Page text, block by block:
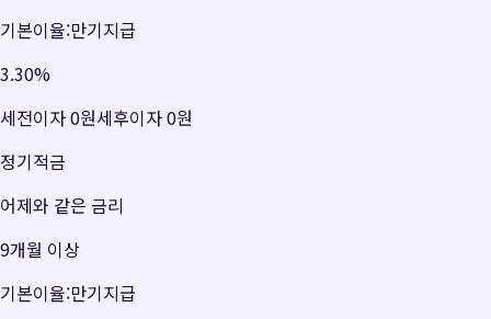
기본이율:만기지급
3.30%
세전이자0원세후이자0원
정기적금
어제와 같은 금리
9개월 이상
기본이율:만기지급